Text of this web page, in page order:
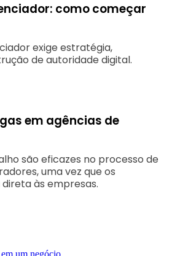
como começar
exige estratégia,
de autoridade digital.
em agências de
são eficazes no processo de
uma vez que os
às empresas.